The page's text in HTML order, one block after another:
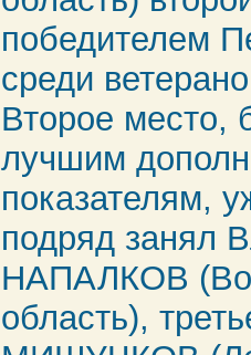
победителем
среди
Второе место,
лучшим
показателям,
подряд занял
НАПАЛКОВ
область),